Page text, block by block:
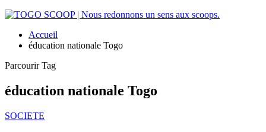
Accueil
éducation nationale Togo
Parcourir Tag
éducation nationale Togo
SOCIETE